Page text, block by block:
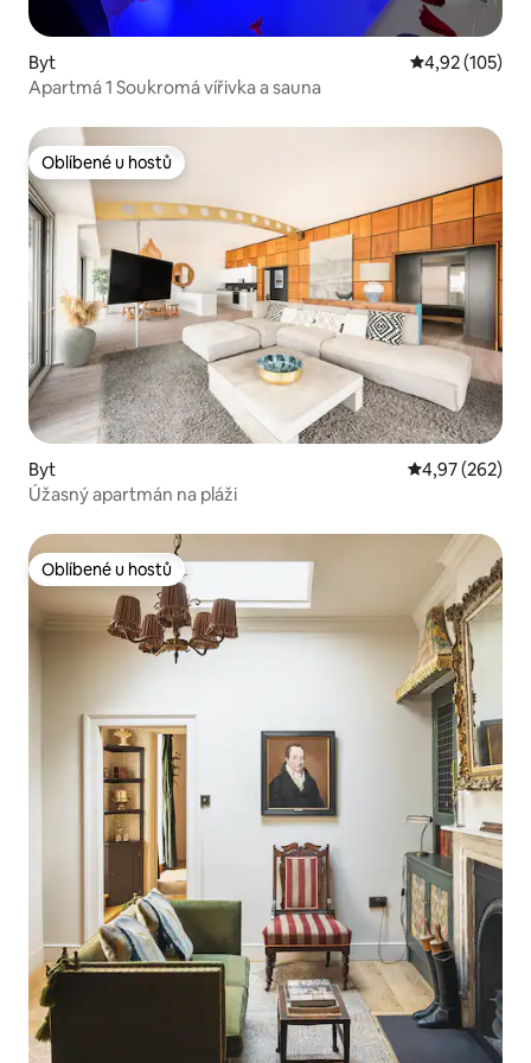
Byt Průměrné
4,92 (105)
Apartmá 1 Soukromá vířivka a sauna
Oblíbené u hostů
Oblíbené u hostů
Byt Průměrné
4,97 (262)
Úžasný apartmán na pláži
Oblíbené u hostů
Oblíbené u hostů